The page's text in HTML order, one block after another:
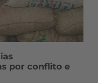
por conflito e